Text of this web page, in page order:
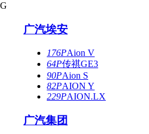
G
广汽埃安
176PAion V
64P传祺GE3
90PAion S
82PAION Y
229PAION.LX
广汽集团